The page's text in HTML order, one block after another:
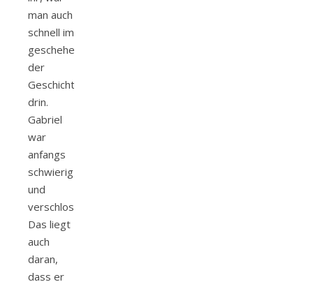
man auch
schnell im
geschehen
der
Geschichte
drin.
Gabriel
war
anfangs
schwierig
und
verschlossen.
Das liegt
auch
daran,
dass er